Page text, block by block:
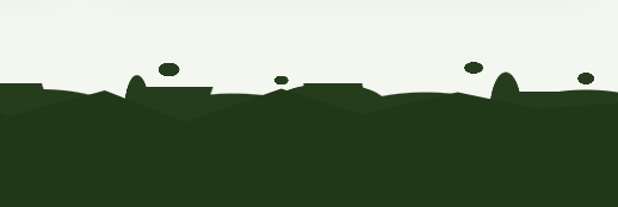
resguardar la salud de tus plantas y evitar errores
comunes. 🌿